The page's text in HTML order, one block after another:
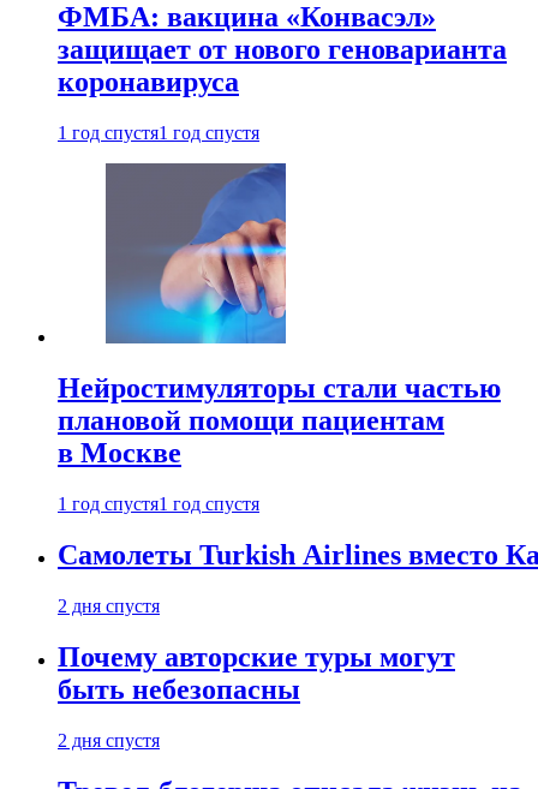
ФМБА: вакцина «Конвасэл»
защищает от нового геноварианта
коронавируса
1 год спустя1 год спустя
Нейростимуляторы стали частью
плановой помощи пациентам
в Москве
1 год спустя1 год спустя
Самолеты Turkish Airlines вместо
2 дня спустя
Почему авторские туры могут
быть небезопасны
2 дня спустя